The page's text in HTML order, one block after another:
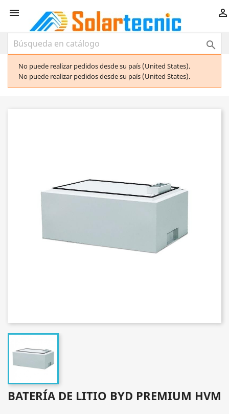
 

No puede realizar pedidos desde su país (United States).
No puede realizar pedidos desde su país (United States).
BATERÍA DE LITIO BYD PREMIUM HVM